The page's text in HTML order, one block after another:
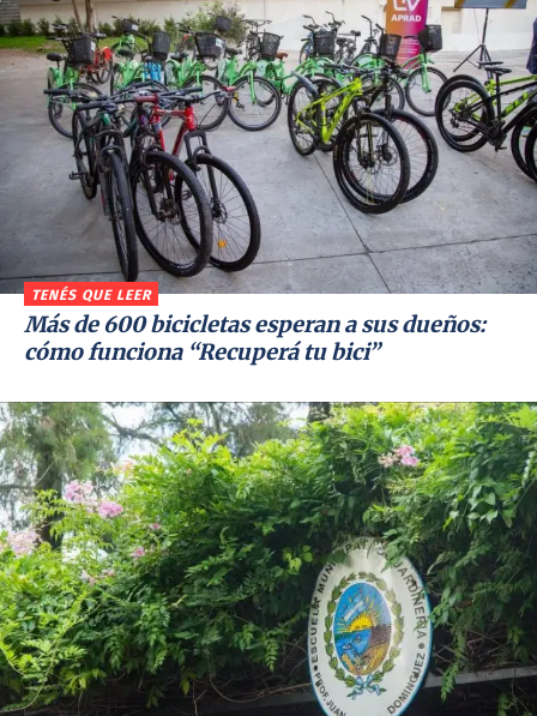
TENÉS QUE LEER
Más de 600 bicicletas esperan a sus dueños:
cómo funciona “Recuperá tu bici”